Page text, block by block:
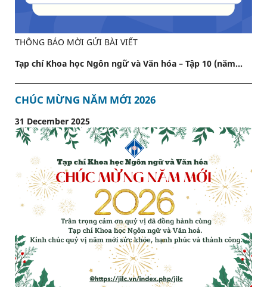
THÔNG BÁO MỜI GỬI BÀI VIẾT
Tạp chí Khoa học Ngôn ngữ và Văn hóa – Tập 10 (năm...
CHÚC MỪNG NĂM MỚI 2026
31 December 2025